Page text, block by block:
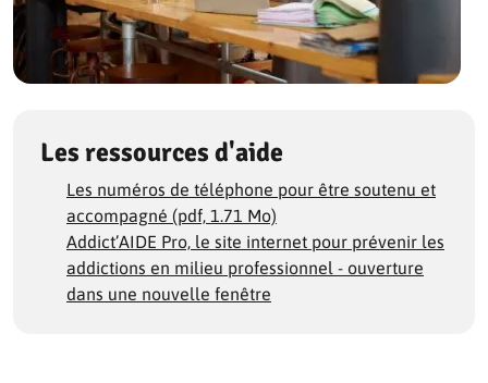
Les ressources d'aide
Les numéros de téléphone pour être soutenu et
accompagné (pdf, 1.71 Mo)
Addict’AIDE Pro, le site internet pour prévenir les
addictions en milieu professionnel - ouverture
dans une nouvelle fenêtre